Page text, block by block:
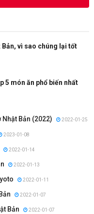
vì sao chúng lại tốt
5 món ăn phổ biến nhất
Bản (2022) 2022-01-25
2023-01-08
2022-01-14
2022-01-13
2022-01-11
2022-01-07
Bản 2022-01-07